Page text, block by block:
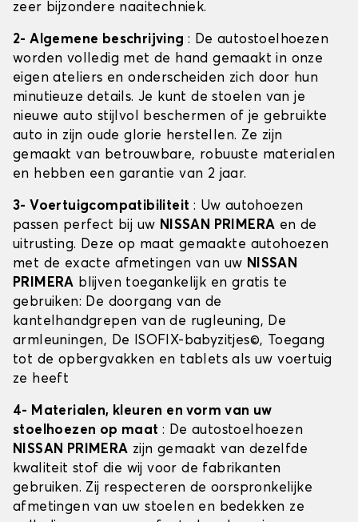
zeer bijzondere naaitechniek.
2- Algemene beschrijving : De autostoelhoezen
worden volledig met de hand gemaakt in onze
eigen ateliers en onderscheiden zich door hun
minutieuze details. Je kunt de stoelen van je
nieuwe auto stijlvol beschermen of je gebruikte
auto in zijn oude glorie herstellen. Ze zijn
gemaakt van betrouwbare, robuuste materialen
en hebben een garantie van 2 jaar.
3- Voertuigcompatibiliteit : Uw autohoezen
passen perfect bij uw NISSAN PRIMERA en de
uitrusting. Deze op maat gemaakte autohoezen
met de exacte afmetingen van uw NISSAN
PRIMERA blijven toegankelijk en gratis te
gebruiken: De doorgang van de
kantelhandgrepen van de rugleuning, De
armleuningen, De ISOFIX-babyzitjes©, Toegang
tot de opbergvakken en tablets als uw voertuig
ze heeft
4- Materialen, kleuren en vorm van uw
stoelhoezen op maat : De autostoelhoezen
NISSAN PRIMERA zijn gemaakt van dezelfde
kwaliteit stof die wij voor de fabrikanten
gebruiken. Zij respecteren de oorspronkelijke
afmetingen van uw stoelen en bedekken ze